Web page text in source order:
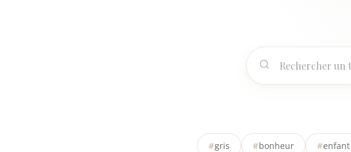
#gris #bonheur #enfant